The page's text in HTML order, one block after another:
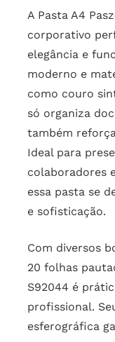
A Pasta A4
corporativo
elegância e
moderno e
como couro
só organiza
também
Ideal para
colaboradores
essa pasta se
e sofisticação.
Com diversos
20 folhas
S92044 é
profissional.
esferográfica